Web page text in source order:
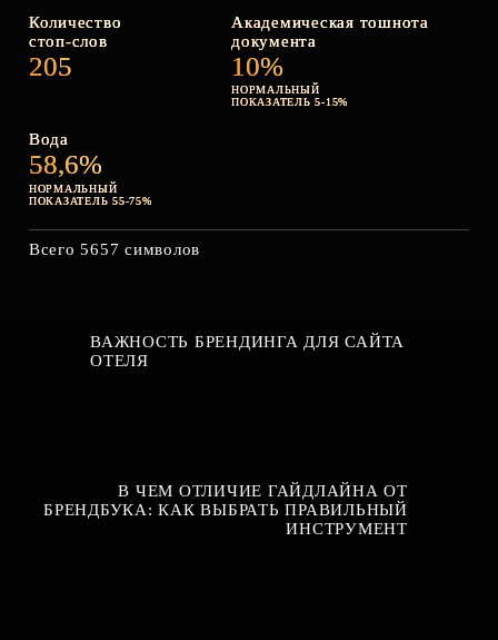
Количество
стоп‑слов
205
Академическая тошнота
документа
10%
НОРМАЛЬНЫЙ
ПОКАЗАТЕЛЬ 5-15%
Вода
58,6%
НОРМАЛЬНЫЙ
ПОКАЗАТЕЛЬ 55-75%
Всего 5657 символов
ВАЖНОСТЬ БРЕНДИНГА ДЛЯ САЙТА
ОТЕЛЯ
В ЧЕМ ОТЛИЧИЕ ГАЙДЛАЙНА ОТ
БРЕНДБУКА: КАК ВЫБРАТЬ ПРАВИЛЬНЫЙ
ИНСТРУМЕНТ